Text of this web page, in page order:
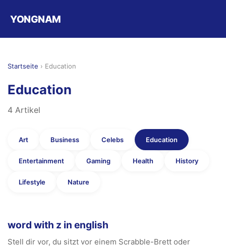
YONGNAM
Startseite › Education
Education
4 Artikel
Art Business Celebs Education
Entertainment Gaming Health History
Lifestyle Nature
word with z in english
Stell dir vor, du sitzt vor einem Scrabble-Brett oder